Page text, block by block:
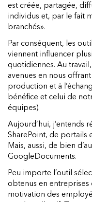
est créée, partagée,
individus et, par le fait
branchés».
Par conséquent, les
viennent influencer
quotidiennes. Au
avenues en nous
production et à
bénéfice et celui de
équipes).
Aujourd’hui, j’entends
SharePoint, de portails
Mais, aussi, de bien
GoogleDocuments.
Peu importe l’outil
obtenus en
motivation des